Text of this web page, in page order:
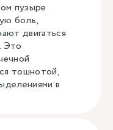
пузыре
боль,
двигаться
Это
тошнотой,
в